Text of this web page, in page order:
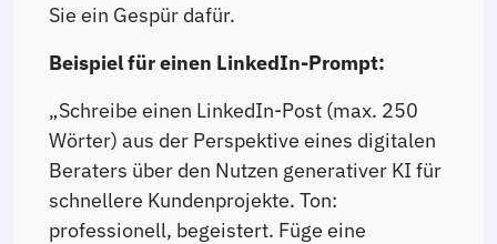
Sie ein Gespür dafür.
Beispiel für einen LinkedIn-Prompt:
„Schreibe einen LinkedIn-Post (max. 250
Wörter) aus der Perspektive eines digitalen
Beraters über den Nutzen generativer KI für
schnellere Kundenprojekte. Ton:
professionell, begeistert. Füge eine